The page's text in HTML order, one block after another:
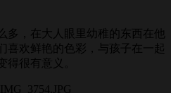
，在大人眼里幼稚的东西在他
喜欢鲜艳的色彩，与孩子在一起
得很有意义。